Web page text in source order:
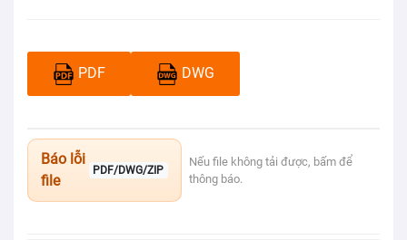
PDF DWG
Báo lỗi
file
PDF/DWG/ZIP
Nếu file không tải được, bấm để
thông báo.